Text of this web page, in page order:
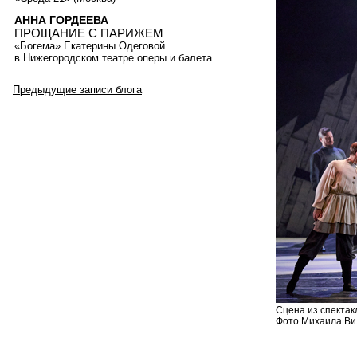
Сцена из
Фото Михаила
АННА ГОРДЕЕВА
ПРОЩАНИЕ С ПАРИЖЕМ
«Богема» Екатерины Одеговой
в Нижегородском театре оперы и балета
Предыдущие записи блога